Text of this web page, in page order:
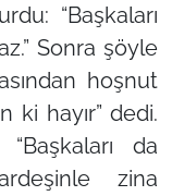
“Başkaları
Sonra şöyle
hoşnut
ki hayır” dedi.
da
zina